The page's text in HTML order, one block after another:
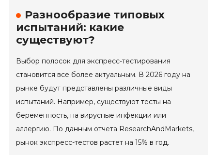
Разнообразие типовых
испытаний: какие
существуют?
Выбор полосок для экспресс-тестирования
становится все более актуальным. В 2026 году на
рынке будут представлены различные виды
испытаний. Например, существуют тесты на
беременность, на вирусные инфекции или
аллергию. По данным отчета ResearchAndMarkets,
рынок экспресс-тестов растет на 15% в год.